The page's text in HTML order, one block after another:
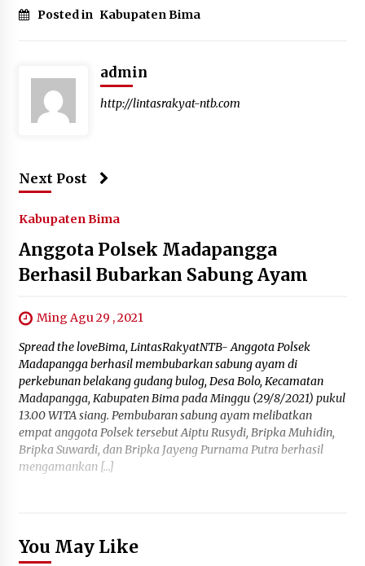
Posted in Kabupaten Bima
admin
http://lintasrakyat-ntb.com
Next Post
Kabupaten Bima
Anggota Polsek Madapangga
Berhasil Bubarkan Sabung Ayam
Ming Agu 29 , 2021
Spread the loveBima, LintasRakyatNTB- Anggota Polsek
Madapangga berhasil membubarkan sabung ayam di
perkebunan belakang gudang bulog, Desa Bolo, Kecamatan
Madapangga, Kabupaten Bima pada Minggu (29/8/2021) pukul
13.00 WITA siang. Pembubaran sabung ayam melibatkan
empat anggota Polsek tersebut Aiptu Rusydi, Bripka Muhidin,
Bripka Suwardi, dan Bripka Jayeng Purnama Putra berhasil
mengamankan […]
You May Like